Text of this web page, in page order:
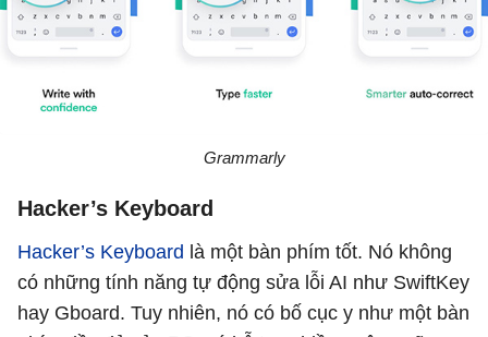
Grammarly
Hacker’s Keyboard
Hacker’s Keyboard là một bàn phím tốt. Nó không
có những tính năng tự động sửa lỗi AI như SwiftKey
hay Gboard. Tuy nhiên, nó có bố cục y như một bàn